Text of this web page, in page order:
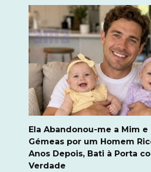
Ela Abandonou-me a Mim e
Gémeas por um Homem
Anos Depois, Bati à Porta
Verdade